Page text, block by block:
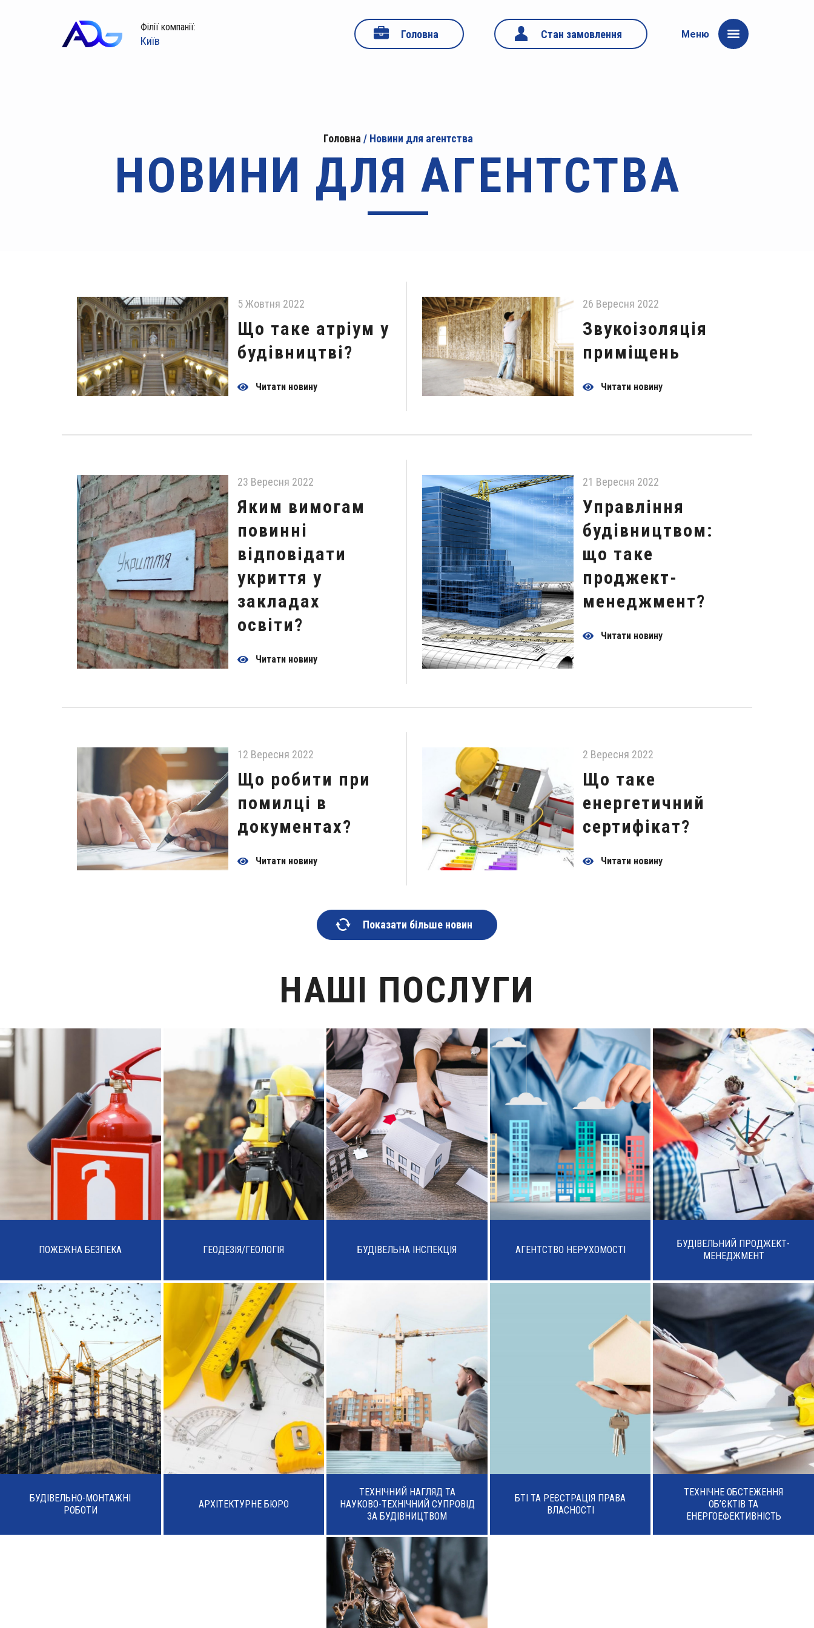
Філії компанії:
Київ Головна Стан замовлення Меню
Головна / Новини для агентства
НОВИНИ ДЛЯ АГЕНТСТВА
5 Жовтня 2022
Що таке атріум у
будівництві?
Читати новину
26 Вересня 2022
Звукоізоляція
приміщень
Читати новину
23 Вересня 2022
Яким вимогам
повинні
відповідати
укриття у
закладах
освіти?
Читати новину
21 Вересня 2022
Управління
будівництвом:
що таке
проджект-
менеджмент?
Читати новину
12 Вересня 2022
Що робити при
помилці в
документах?
Читати новину
2 Вересня 2022
Що таке
енергетичний
сертифікат?
Читати новину
Показати більше новин
НАШІ ПОСЛУГИ
ПОЖЕЖНА БЕЗПЕКА ГЕОДЕЗІЯ/ГЕОЛОГІЯ БУДІВЕЛЬНА ІНСПЕКЦІЯ АГЕНТСТВО НЕРУХОМОСТІ
БУДІВЕЛЬНИЙ ПРОДЖЕКТ-
МЕНЕДЖМЕНТ
БУДІВЕЛЬНО-МОНТАЖНІ
РОБОТИ
АРХІТЕКТУРНЕ БЮРО
ТЕХНІЧНИЙ НАГЛЯД ТА
НАУКОВО-ТЕХНІЧНИЙ СУПРОВІД
ЗА БУДІВНИЦТВОМ
БТІ ТА РЕЄСТРАЦІЯ ПРАВА
ВЛАСНОСТІ
ТЕХНІЧНЕ ОБСТЕЖЕННЯ
ОБ’ЄКТІВ ТА
ЕНЕРГОЕФЕКТИВНІСТЬ